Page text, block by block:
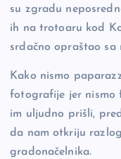
su zgradu
ih na trotoaru kod
srdačno opraštao sa
Kako nismo
fotografije jer nismo
im uljudno prišli,
da nam otkriju
gradonačelnika.